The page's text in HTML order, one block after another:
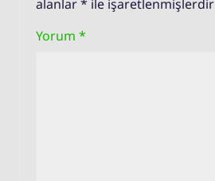
alanlar* ile işaretlenmişlerdir
Yorum *